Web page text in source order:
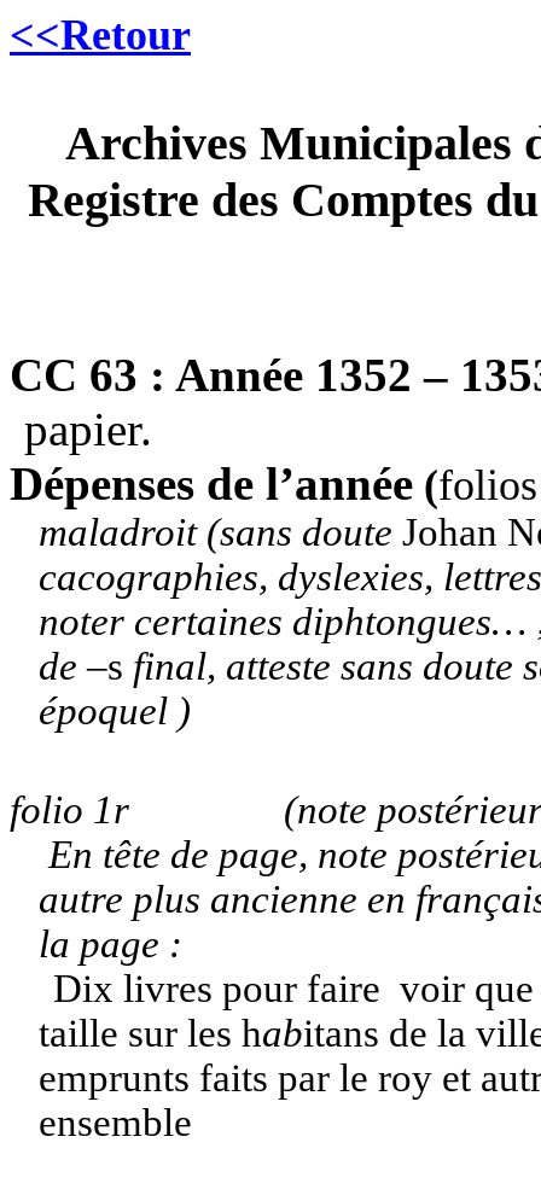
<<Retour
Archives Municipales
Registre des Comptes
CC 63 : Année 1352 –
papier.
Dépenses de l’année (
maladroit (sans doute Johan
cacographies, dyslexies,
noter certaines diphtongues…
de –s final, atteste sans doute
époquel )
folio 1r (note
En tête de page, note
autre plus ancienne en
la page :
Dix livres pour faire voir que
taille sur les habitans de la
emprunts faits par le roy et
ensemble